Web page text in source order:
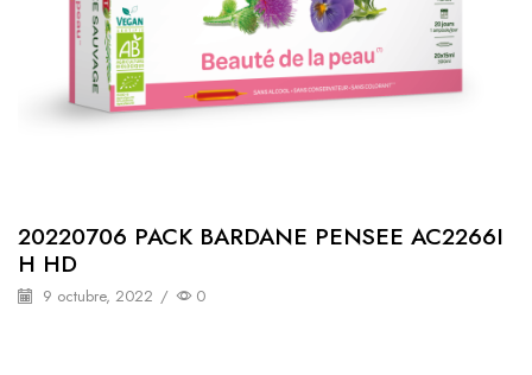
20220706 PACK BARDANE PENSEE AC2266I
H HD
9 octubre, 2022 / 0